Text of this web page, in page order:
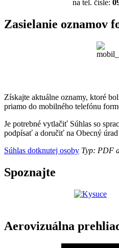
na tel. čísle:
Zasielanie oznamov
Získajte aktuálne oznamy, ktoré
priamo do mobilného telefónu
Je potrebné vytlačiť Súhlas so
podpísať a doručiť na Obecný
Súhlas dotknutej osoby Typ: PDF
Spoznajte
Aerovizuálna